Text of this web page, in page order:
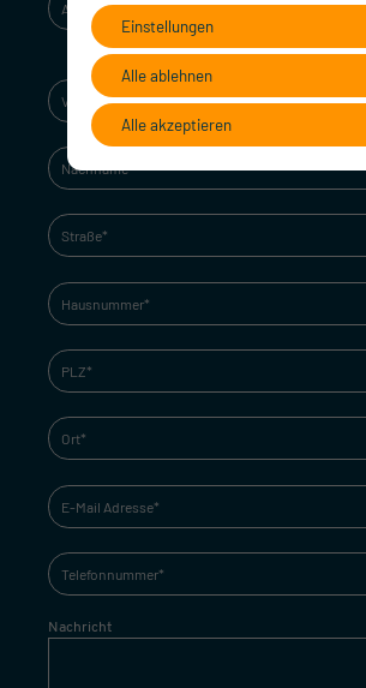
Nachricht
Einstellungen
Alle ablehnen
Alle akzeptieren